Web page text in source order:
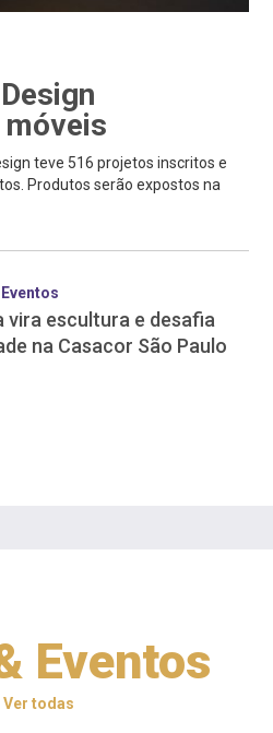
teve 516 projetos inscritos e
Produtos serão expostos na
vira escultura e desafia
na Casacor São Paulo
Eventos
Ver todas